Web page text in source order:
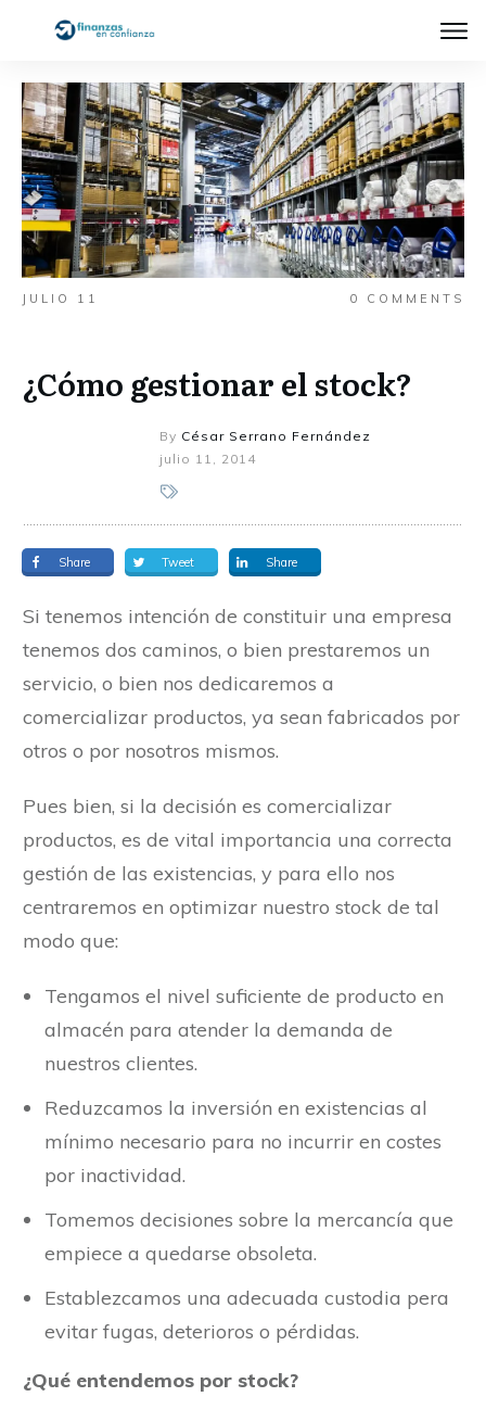
JULIO 11 0 COMMENTS
¿Cómo gestionar el stock?
By César Serrano Fernández
julio 11, 2014
Share Tweet Share
Si tenemos intención de constituir una empresa
tenemos dos caminos, o bien prestaremos un
servicio, o bien nos dedicaremos a
comercializar productos, ya sean fabricados por
otros o por nosotros mismos.
Pues bien, si la decisión es comercializar
productos, es de vital importancia una correcta
gestión de las existencias, y para ello nos
centraremos en optimizar nuestro stock de tal
modo que:
Tengamos el nivel suficiente de producto en
almacén para atender la demanda de
nuestros clientes.
Reduzcamos la inversión en existencias al
mínimo necesario para no incurrir en costes
por inactividad.
Tomemos decisiones sobre la mercancía que
empiece a quedarse obsoleta.
Establezcamos una adecuada custodia pera
evitar fugas, deterioros o pérdidas.
¿Qué entendemos por stock?